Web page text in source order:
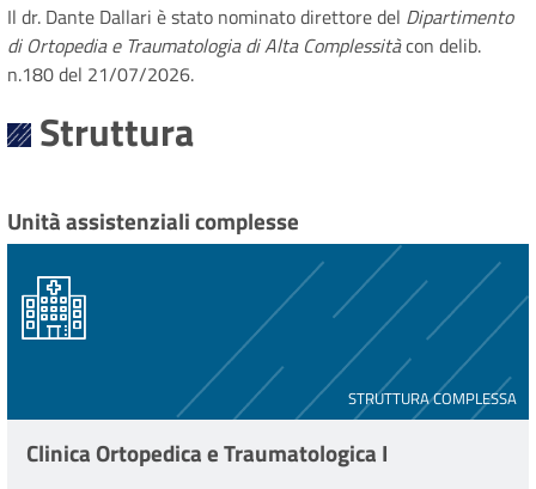
Il dr. Dante Dallari è stato nominato direttore del Dipartimento
di Ortopedia e Traumatologia di Alta Complessitàcon delib.
n.180 del 21/07/2026.
Struttura
Unità assistenziali complesse
STRUTTURA COMPLESSA
Clinica Ortopedica e Traumatologica I